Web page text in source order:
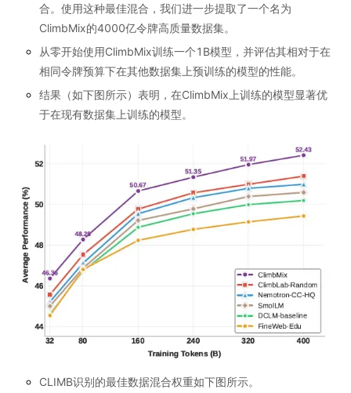
合。使用这种最佳混合，我们进一步提取了一个名为
ClimbMix的4000亿令牌高质量数据集。
从零开始使用ClimbMix训练一个1B模型，并评估其相对于在
相同令牌预算下在其他数据集上预训练的模型的性能。
结果（如下图所示）表明，在ClimbMix上训练的模型显著优
于在现有数据集上训练的模型。
CLIMB识别的最佳数据混合权重如下图所示。